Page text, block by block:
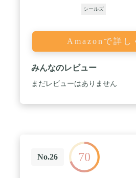
シールズ
Amazonで詳し
みんなのレビュー
まだレビューはありません
No.26 70